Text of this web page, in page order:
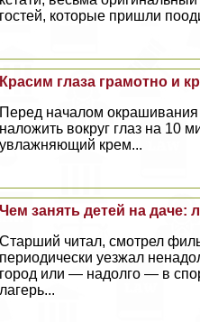
гостей, которые пришли
Красим глаза грамотно и
Перед началом окрашивания
наложить вокруг глаз на 10
увлажняющий крем...
Чем занять детей на даче:
Старший читал, смотрел
периодически уезжал
город или — надолго — в
лагерь...